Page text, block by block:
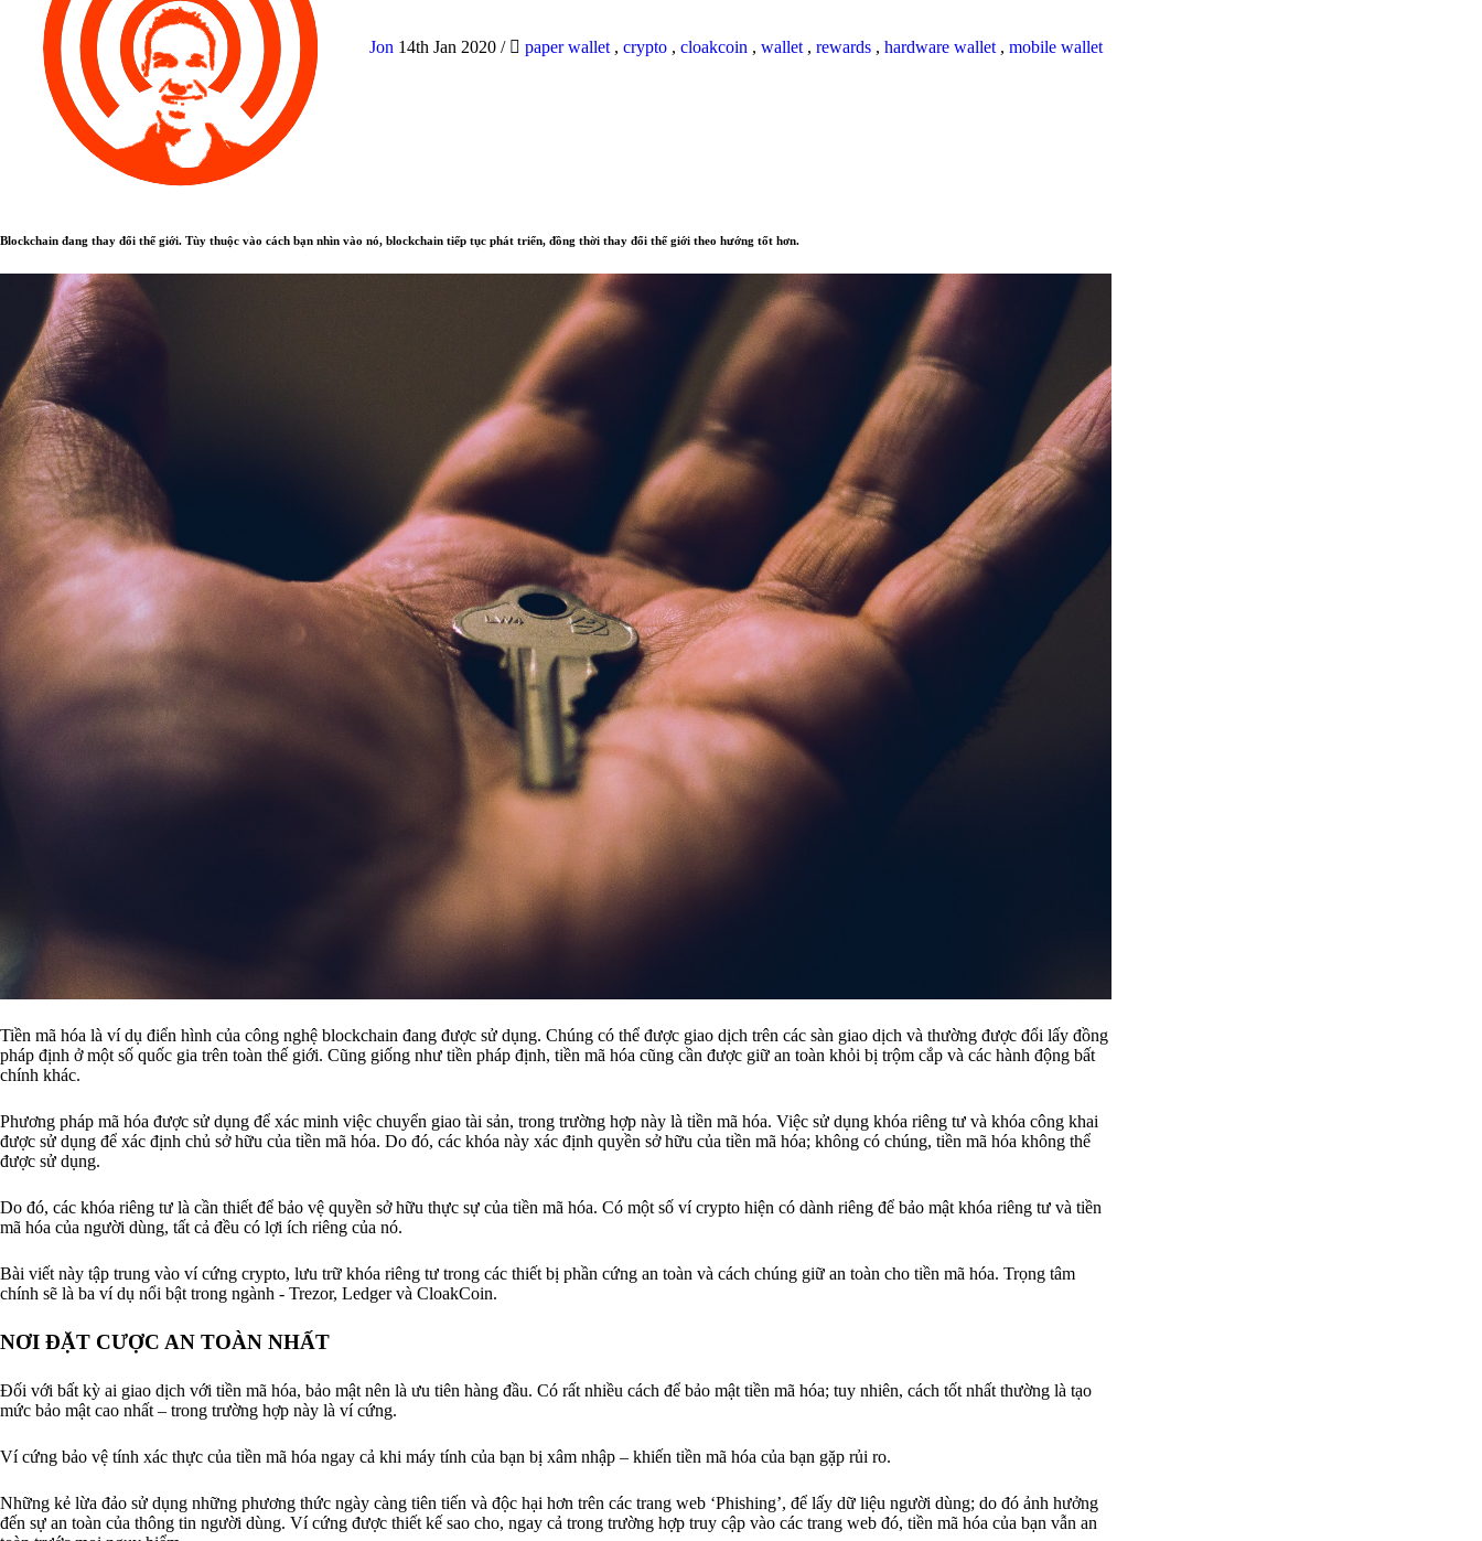
Jon 14th Jan 2020 / paper wallet , crypto , cloakcoin , wallet , rewards , hardware wallet , mobile wallet
Blockchain đang thay đổi thế giới. Tùy thuộc vào cách bạn nhìn vào nó, blockchain tiếp tục phát triển, đồng thời thay đổi thế giới theo hướng tốt hơn.
Tiền mã hóa là ví dụ điển hình của công nghệ blockchain đang được sử dụng. Chúng có thể được giao dịch trên các sàn giao dịch và thường được đổi lấy đồng
pháp định ở một số quốc gia trên toàn thế giới. Cũng giống như tiền pháp định, tiền mã hóa cũng cần được giữ an toàn khỏi bị trộm cắp và các hành động bất
chính khác.
Phương pháp mã hóa được sử dụng để xác minh việc chuyển giao tài sản, trong trường hợp này là tiền mã hóa. Việc sử dụng khóa riêng tư và khóa công khai
được sử dụng để xác định chủ sở hữu của tiền mã hóa. Do đó, các khóa này xác định quyền sở hữu của tiền mã hóa; không có chúng, tiền mã hóa không thể
được sử dụng.
Do đó, các khóa riêng tư là cần thiết để bảo vệ quyền sở hữu thực sự của tiền mã hóa. Có một số ví crypto hiện có dành riêng để bảo mật khóa riêng tư và tiền
mã hóa của người dùng, tất cả đều có lợi ích riêng của nó.
Bài viết này tập trung vào ví cứng crypto, lưu trữ khóa riêng tư trong các thiết bị phần cứng an toàn và cách chúng giữ an toàn cho tiền mã hóa. Trọng tâm
chính sẽ là ba ví dụ nổi bật trong ngành - Trezor, Ledger và CloakCoin.
NƠI ĐẶT CƯỢC AN TOÀN NHẤT
Đối với bất kỳ ai giao dịch với tiền mã hóa, bảo mật nên là ưu tiên hàng đầu. Có rất nhiều cách để bảo mật tiền mã hóa; tuy nhiên, cách tốt nhất thường là tạo
mức bảo mật cao nhất – trong trường hợp này là ví cứng.
Ví cứng bảo vệ tính xác thực của tiền mã hóa ngay cả khi máy tính của bạn bị xâm nhập – khiến tiền mã hóa của bạn gặp rủi ro.
Những kẻ lừa đảo sử dụng những phương thức ngày càng tiên tiến và độc hại hơn trên các trang web ‘Phishing’, để lấy dữ liệu người dùng; do đó ảnh hưởng
đến sự an toàn của thông tin người dùng. Ví cứng được thiết kế sao cho, ngay cả trong trường hợp truy cập vào các trang web đó, tiền mã hóa của bạn vẫn an